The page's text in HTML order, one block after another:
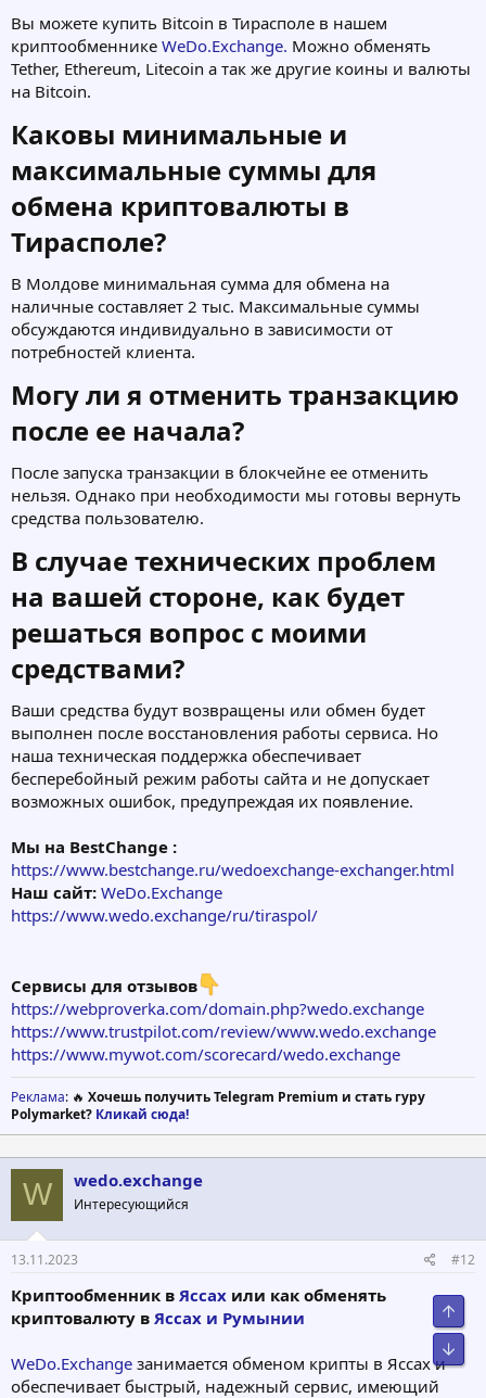
Вы можете купить Bitcoin в Тирасполе в нашем
криптообменнике WeDo.Exchange. Можно обменять
Tether, Ethereum, Litecoin а так же другие коины и валюты
на Bitcoin.
Каковы минимальные и
максимальные суммы для
обмена криптовалюты в
Тирасполе?​
В Молдове минимальная сумма для обмена на
наличные составляет 2 тыс. Максимальные суммы
обсуждаются индивидуально в зависимости от
потребностей клиента.
Могу ли я отменить транзакцию
после ее начала?​
После запуска транзакции в блокчейне ее отменить
нельзя. Однако при необходимости мы готовы вернуть
средства пользователю.
В случае технических проблем
на вашей стороне, как будет
решаться вопрос с моими
средствами?​
Ваши средства будут возвращены или обмен будет
выполнен после восстановления работы сервиса. Но
наша техническая поддержка обеспечивает
бесперебойный режим работы сайта и не допускает
возможных ошибок, предупреждая их появление.
Мы на BestChange :
https://www.bestchange.ru/wedoexchange-exchanger.html
Наш сайт: WeDo.Exchange
https://www.wedo.exchange/ru/tiraspol/
Сервисы для отзывов
https://webproverka.com/domain.php?wedo.exchange
https://www.trustpilot.com/review/www.wedo.exchange
https://www.mywot.com/scorecard/wedo.exchange
Реклама: 🔥 Хочешь получить Telegram Premium и стать гуру
Polymarket? Кликай сюда!
W wedo.exchange
Интересующийся
13.11.2023 #12
Криптообменник в Яссах или как обменять
криптовалюту в Яссах и Румынии
WeDo.Exchange занимается обменом крипты в Яссах и
обеспечивает быстрый, надежный сервис, имеющий